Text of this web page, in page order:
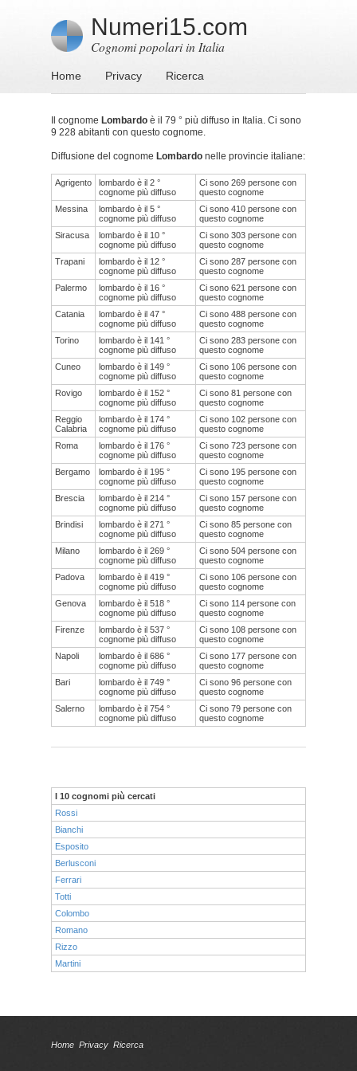
Numeri15.com
Cognomi popolari in Italia
Home Privacy Ricerca
Il cognome Lombardo è il 79 ° più diffuso in Italia. Ci sono
9 228 abitanti con questo cognome.
Diffusione del cognome Lombardo nelle provincie italiane:
Agrigento
lombardo è il 2 °
cognome più diffuso
Ci sono 269 persone con
questo cognome
Messina
lombardo è il 5 °
cognome più diffuso
Ci sono 410 persone con
questo cognome
Siracusa
lombardo è il 10 °
cognome più diffuso
Ci sono 303 persone con
questo cognome
Trapani
lombardo è il 12 °
cognome più diffuso
Ci sono 287 persone con
questo cognome
Palermo
lombardo è il 16 °
cognome più diffuso
Ci sono 621 persone con
questo cognome
Catania
lombardo è il 47 °
cognome più diffuso
Ci sono 488 persone con
questo cognome
Torino
lombardo è il 141 °
cognome più diffuso
Ci sono 283 persone con
questo cognome
Cuneo
lombardo è il 149 °
cognome più diffuso
Ci sono 106 persone con
questo cognome
Rovigo
lombardo è il 152 °
cognome più diffuso
Ci sono 81 persone con
questo cognome
Reggio
Calabria
lombardo è il 174 °
cognome più diffuso
Ci sono 102 persone con
questo cognome
Roma
lombardo è il 176 °
cognome più diffuso
Ci sono 723 persone con
questo cognome
Bergamo
lombardo è il 195 °
cognome più diffuso
Ci sono 195 persone con
questo cognome
Brescia
lombardo è il 214 °
cognome più diffuso
Ci sono 157 persone con
questo cognome
Brindisi
lombardo è il 271 °
cognome più diffuso
Ci sono 85 persone con
questo cognome
Milano
lombardo è il 269 °
cognome più diffuso
Ci sono 504 persone con
questo cognome
Padova
lombardo è il 419 °
cognome più diffuso
Ci sono 106 persone con
questo cognome
Genova
lombardo è il 518 °
cognome più diffuso
Ci sono 114 persone con
questo cognome
Firenze
lombardo è il 537 °
cognome più diffuso
Ci sono 108 persone con
questo cognome
Napoli
lombardo è il 686 °
cognome più diffuso
Ci sono 177 persone con
questo cognome
Bari
lombardo è il 749 °
cognome più diffuso
Ci sono 96 persone con
questo cognome
Salerno
lombardo è il 754 °
cognome più diffuso
Ci sono 79 persone con
questo cognome
I 10 cognomi più cercati
Rossi
Bianchi
Esposito
Berlusconi
Ferrari
Totti
Colombo
Romano
Rizzo
Martini
Home Privacy Ricerca